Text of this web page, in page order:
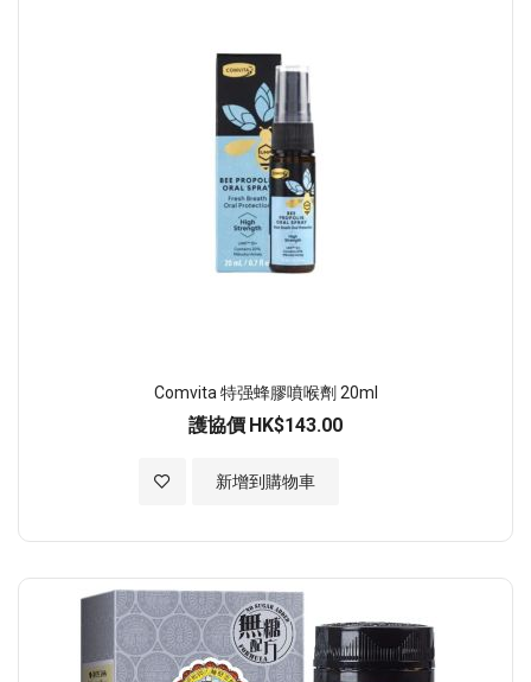
Comvita 特强蜂膠噴喉劑 20ml
護協價 HK$143.00
新增到購物車
加入至願望清單